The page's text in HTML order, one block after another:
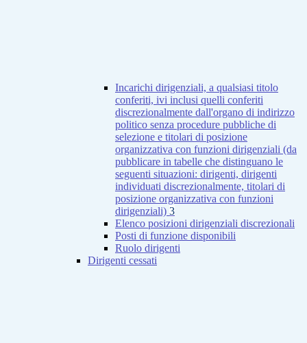
Incarichi dirigenziali, a qualsiasi titolo
conferiti, ivi inclusi quelli conferiti
discrezionalmente dall'organo di indirizzo
politico senza procedure pubbliche di
selezione e titolari di posizione
organizzativa con funzioni dirigenziali (da
pubblicare in tabelle che distinguano le
seguenti situazioni: dirigenti, dirigenti
individuati discrezionalmente, titolari di
posizione organizzativa con funzioni
dirigenziali) 3
Elenco posizioni dirigenziali discrezionali
Posti di funzione disponibili
Ruolo dirigenti
Dirigenti cessati